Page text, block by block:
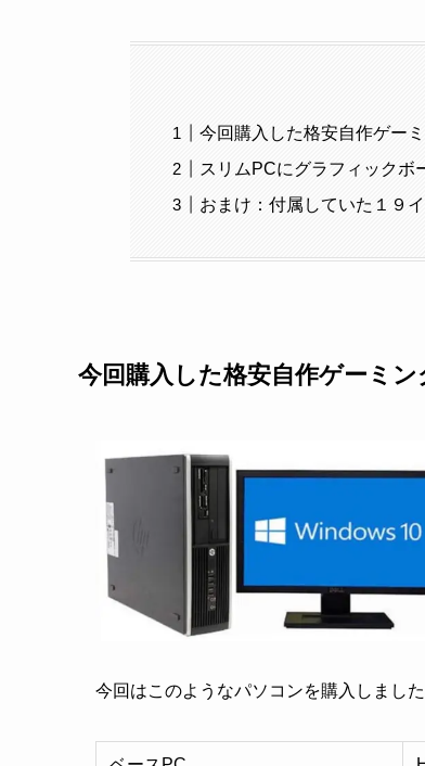
今回購入した格安自作ゲー
スリムPCにグラフィックボ
おまけ：付属していた１９
今回購入した格安自作ゲーミ
今回はこのようなパソコンを購入しまし